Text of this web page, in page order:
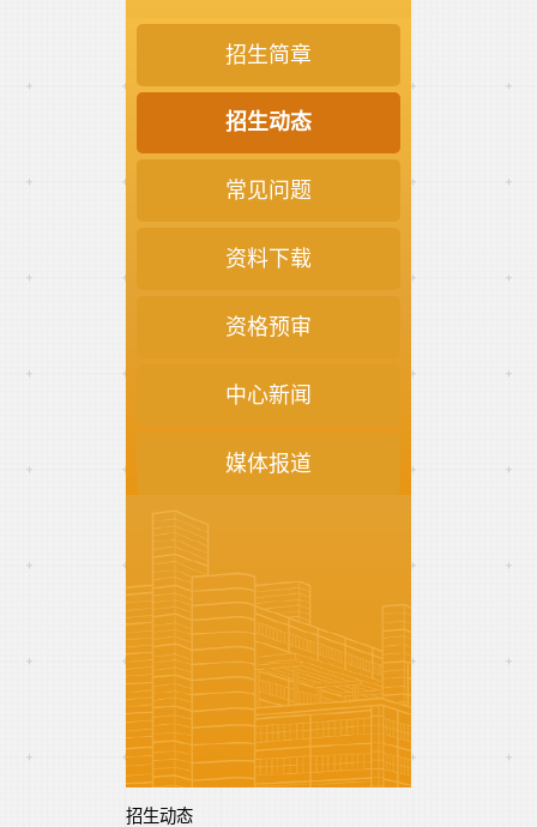
招生简章
招生动态
常见问题
资料下载
资格预审
中心新闻
媒体报道
招生动态